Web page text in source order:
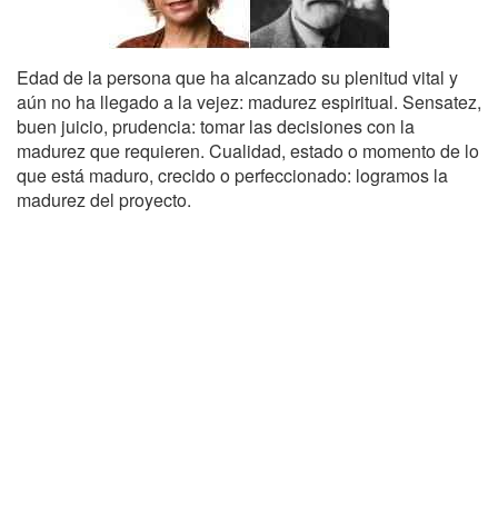
Edad de la persona que ha alcanzado su plenitud vital y
aún no ha llegado a la vejez: madurez espiritual. Sensatez,
buen juicio, prudencia: tomar las decisiones con la
madurez que requieren. Cualidad, estado o momento de lo
que está maduro, crecido o perfeccionado: logramos la
madurez del proyecto.